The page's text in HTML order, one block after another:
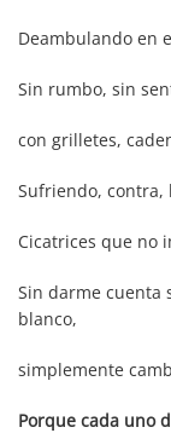
Deambulando en
Sin rumbo, sin
con grilletes,
Sufriendo, contra,
Cicatrices que no
Sin darme cuenta
blanco,
simplemente
Porque cada uno